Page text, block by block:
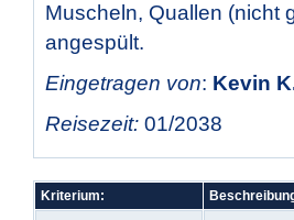
Muscheln, Quallen (nicht
angespült.
Eingetragen von: Kevin
Reisezeit: 01/2038
Kriterium: